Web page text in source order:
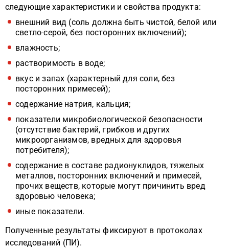
следующие характеристики и свойства продукта:
внешний вид (соль должна быть чистой, белой или
светло-серой, без посторонних включений);
влажность;
растворимость в воде;
вкус и запах (характерный для соли, без
посторонних примесей);
содержание натрия, кальция;
показатели микробиологической безопасности
(отсутствие бактерий, грибков и других
микроорганизмов, вредных для здоровья
потребителя);
содержание в составе радионуклидов, тяжелых
металлов, посторонних включений и примесей,
прочих веществ, которые могут причинить вред
здоровью человека;
иные показатели.
Полученные результаты фиксируют в протоколах
исследований (ПИ).